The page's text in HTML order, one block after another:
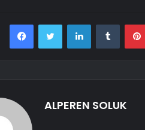
FacebookTwitter LinkedInTumblr
ALPEREN SOLUK